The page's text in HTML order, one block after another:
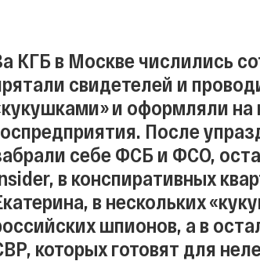
КГБ в Москве числились
свидетелей и
и оформляли
После
себе ФСБ и ФСО,
в конспиративных
в нескольких
шпионов, а в
которых готовят для